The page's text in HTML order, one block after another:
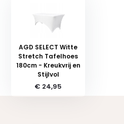
AGD SELECT Witte
Stretch Tafelhoes
180cm - Kreukvrij en
Stijlvol
€ 24,95